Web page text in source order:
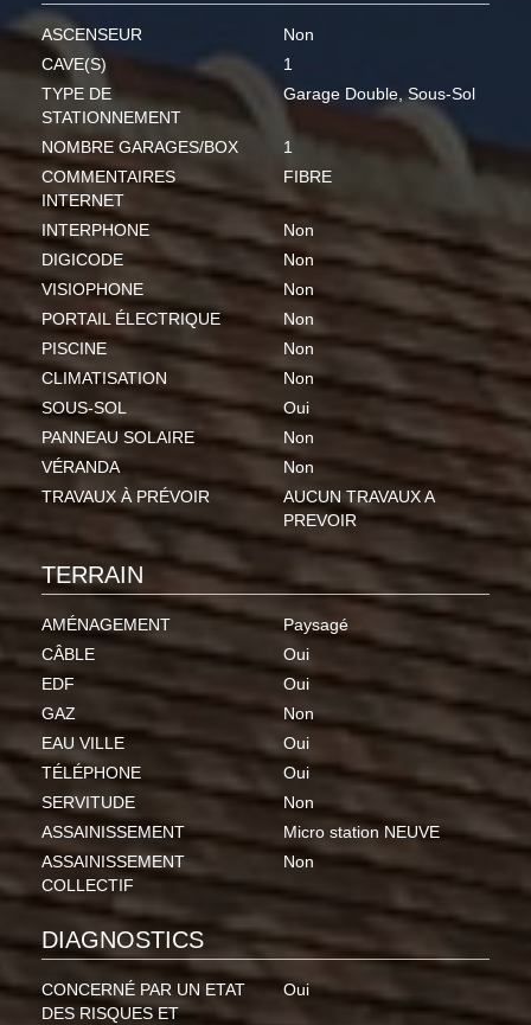
ASCENSEUR
Non
CAVE(S)
1
TYPE DE
STATIONNEMENT
Garage Double, Sous-Sol
NOMBRE GARAGES/BOX
1
COMMENTAIRES
INTERNET
FIBRE
INTERPHONE
Non
DIGICODE
Non
VISIOPHONE
Non
PORTAIL ÉLECTRIQUE
Non
PISCINE
Non
CLIMATISATION
Non
SOUS-SOL
Oui
PANNEAU SOLAIRE
Non
VÉRANDA
Non
TRAVAUX À PRÉVOIR
AUCUN TRAVAUX A
PREVOIR
TERRAIN
AMÉNAGEMENT
Paysagé
CÂBLE
Oui
EDF
Oui
GAZ
Non
EAU VILLE
Oui
TÉLÉPHONE
Oui
SERVITUDE
Non
ASSAINISSEMENT
Micro station NEUVE
ASSAINISSEMENT
COLLECTIF
Non
DIAGNOSTICS
CONCERNÉ PAR UN ETAT
DES RISQUES ET
Oui